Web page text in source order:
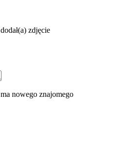
dodał(a) zdjęcie
ma nowego znajomego